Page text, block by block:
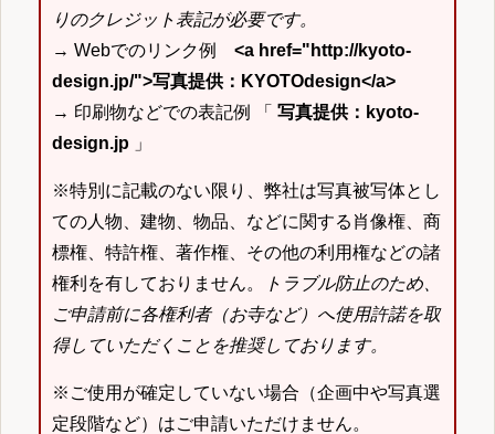
りのクレジット表記が必要です。
→ Webでのリンク例 <a href="http://kyoto-
design.jp/">写真提供：KYOTOdesign</a>
→ 印刷物などでの表記例 「 写真提供：kyoto-
design.jp 」
※特別に記載のない限り、弊社は写真被写体とし
ての人物、建物、物品、などに関する肖像権、商
標権、特許権、著作権、その他の利用権などの諸
権利を有しておりません。
トラブル防止のため、
ご申請前に各権利者（お寺など）へ使用許諾を取
得していただくことを推奨しております。
※ご使用が確定していない場合（企画中や写真選
定段階など）はご申請いただけません。